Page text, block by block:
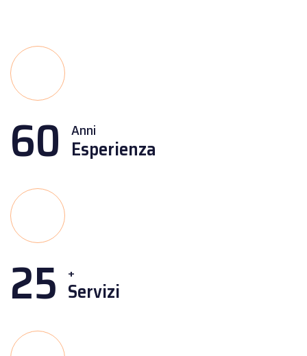
60 Anni
Esperienza
25 +
Servizi